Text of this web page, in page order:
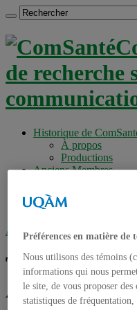
de recherche
Historique de
À propos
Productions
Anciens Membres
Chercheurs
Étudiants
Accueil» Tag archives :
Tag archives
Aurousseau
Préférences en matière de
Nous utilisons des témoins
informations qui nous
le site, de vous proposer des
statistiques de